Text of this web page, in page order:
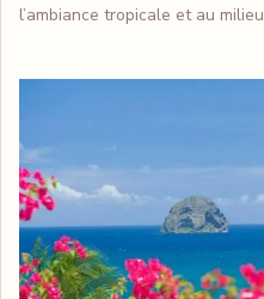
l’ambiance tropicale et au